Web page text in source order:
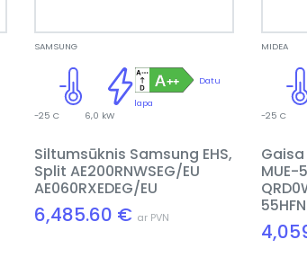
SAMSUNG
Datu
lapa
6,0 kW
-25 C
Siltumsūknis Samsung EHS,
Split AE200RNWSEG/EU
AE060RXEDEG/EU
6,485.60 € ar PVN
MIDEA
-25 C
MUE-